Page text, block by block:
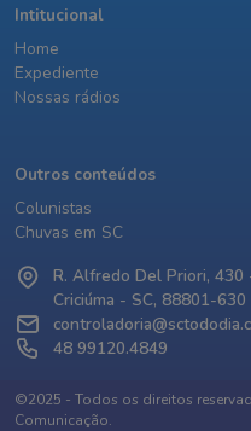
Intitucional
Home
Expediente
Nossas rádios
Outros conteúdos
Colunistas
Chuvas em SC
R. Alfredo Del Priori, 430
Criciúma - SC, 88801-630
48 99120.4849
©2025 - Todos os direitos
Comunicação.